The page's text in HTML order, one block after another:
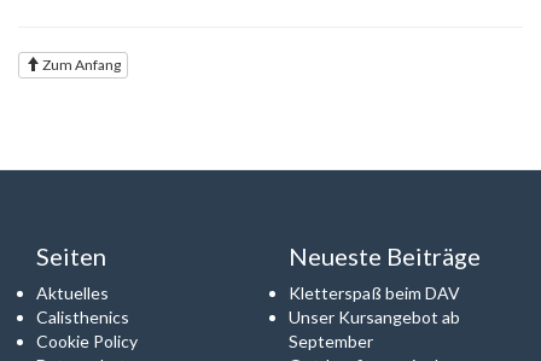
Zum Anfang
Seiten
Aktuelles
Calisthenics
Cookie Policy
Neueste Beiträge
Kletterspaß beim DAV
Unser Kursangebot ab
September